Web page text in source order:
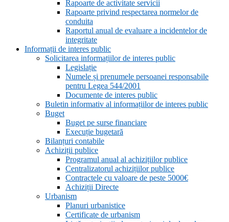
Rapoarte de activitate servicii
Rapoarte privind respectarea normelor de
conduita
Raportul anual de evaluare a incidentelor de
integritate
Informații de interes public
Solicitarea informațiilor de interes public
Legislație
Numele și prenumele persoanei responsabile
pentru Legea 544/2001
Documente de interes public
Buletin informativ al informațiilor de interes public
Buget
Buget pe surse financiare
Execuție bugetară
Bilanțuri contabile
Achiziții publice
Programul anual al achizițiilor publice
Centralizatorul achizițiilor publice
Contractele cu valoare de peste 5000€
Achiziții Directe
Urbanism
Planuri urbanistice
Certificate de urbanism